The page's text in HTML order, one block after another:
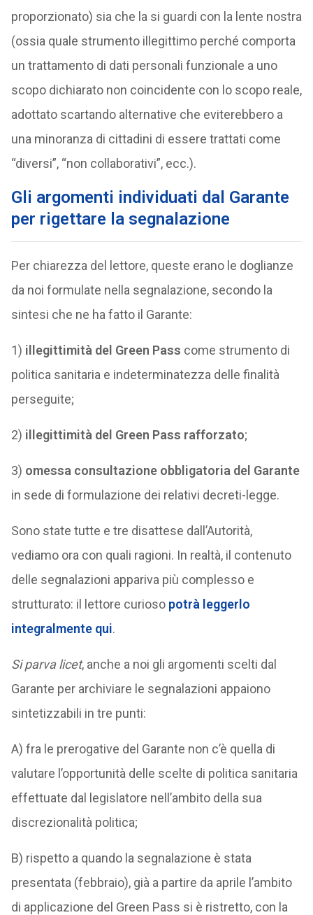
proporzionato) sia che la si guardi con la lente nostra
(ossia quale strumento illegittimo perché comporta
un trattamento di dati personali funzionale a uno
scopo dichiarato non coincidente con lo scopo reale,
adottato scartando alternative che eviterebbero a
una minoranza di cittadini di essere trattati come
“diversi”, “non collaborativi”, ecc.).
Gli argomenti individuati dal Garante
per rigettare la segnalazione
Per chiarezza del lettore, queste erano le doglianze
da noi formulate nella segnalazione, secondo la
sintesi che ne ha fatto il Garante:
1) illegittimità del Green Pass come strumento di
politica sanitaria e indeterminatezza delle finalità
perseguite;
2) illegittimità del Green Pass rafforzato;
3) omessa consultazione obbligatoria del Garante
in sede di formulazione dei relativi decreti-legge.
Sono state tutte e tre disattese dall’Autorità,
vediamo ora con quali ragioni. In realtà, il contenuto
delle segnalazioni appariva più complesso e
strutturato: il lettore curioso potrà leggerlo
integralmente qui.
Si parva licet, anche a noi gli argomenti scelti dal
Garante per archiviare le segnalazioni appaiono
sintetizzabili in tre punti:
A) fra le prerogative del Garante non c’è quella di
valutare l’opportunità delle scelte di politica sanitaria
effettuate dal legislatore nell’ambito della sua
discrezionalità politica;
B) rispetto a quando la segnalazione è stata
presentata (febbraio), già a partire da aprile l’ambito
di applicazione del Green Pass si è ristretto, con la